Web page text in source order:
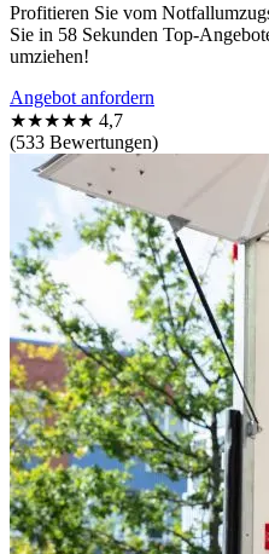
Profitieren Sie vom
Sie in 58 Sekunden Top-
umziehen!
Angebot anfordern
★★★★★ 4,7
(533 Bewertungen)